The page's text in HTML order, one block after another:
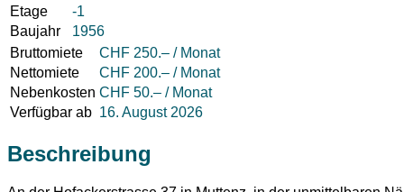
Etage
-1
Baujahr
1956
Bruttomiete
CHF 250.– / Monat
Nettomiete
CHF 200.– / Monat
Nebenkosten CHF 50.– / Monat
Verfügbar ab 16. August 2026
Beschreibung